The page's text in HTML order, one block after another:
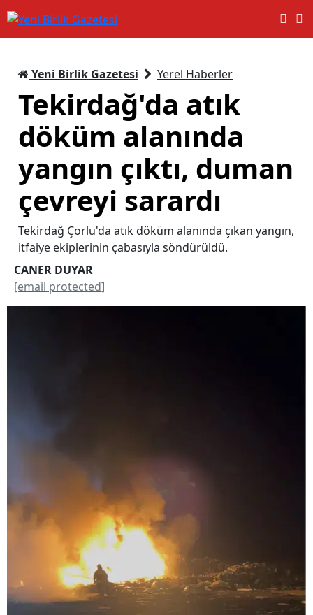
Yeni Birlik Gazetesi Yerel Haberler
Tekirdağ'da atık
döküm alanında
yangın çıktı, duman
çevreyi sarardı
Tekirdağ Çorlu'da atık döküm alanında çıkan yangın,
itfaiye ekiplerinin çabasıyla söndürüldü.
CANER DUYAR
[email protected]